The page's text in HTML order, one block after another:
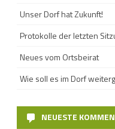
Unser Dorf hat Zukunft!
Protokolle der letzten
Neues vom Ortsbeirat
Wie soll es im Dorf
NEUESTE